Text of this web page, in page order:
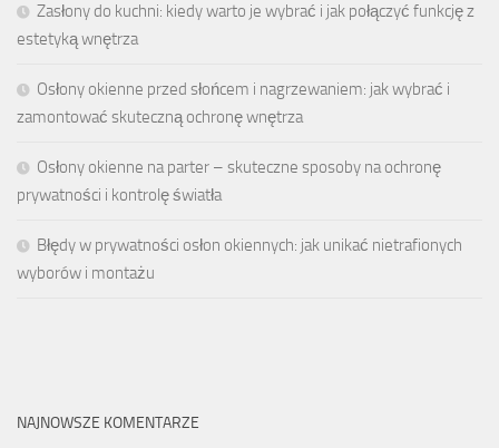
Zasłony do kuchni: kiedy warto je wybrać i jak połączyć funkcję z
estetyką wnętrza
Osłony okienne przed słońcem i nagrzewaniem: jak wybrać i
zamontować skuteczną ochronę wnętrza
Osłony okienne na parter – skuteczne sposoby na ochronę
prywatności i kontrolę światła
Błędy w prywatności osłon okiennych: jak unikać nietrafionych
wyborów i montażu
NAJNOWSZE KOMENTARZE